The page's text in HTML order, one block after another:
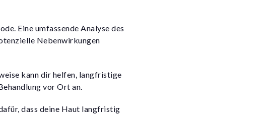
Eine umfassende Analyse des
Nebenwirkungen
kann dir helfen, langfristige
vor Ort an.
dass deine Haut langfristig